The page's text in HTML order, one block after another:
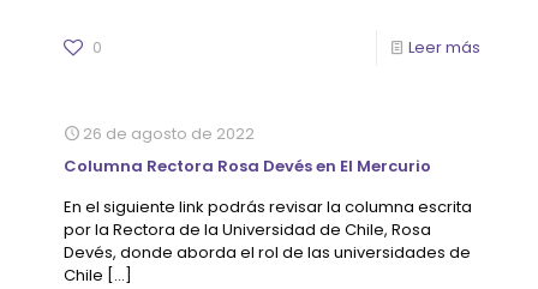
0 Leer más
26 de agosto de 2022
Columna Rectora Rosa Devés en El Mercurio
En el siguiente link podrás revisar la columna escrita
por la Rectora de la Universidad de Chile, Rosa
Devés, donde aborda el rol de las universidades de
Chile […]